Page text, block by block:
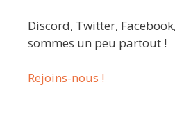
Discord, Twitter,
sommes un peu partout !
Rejoins-nous !